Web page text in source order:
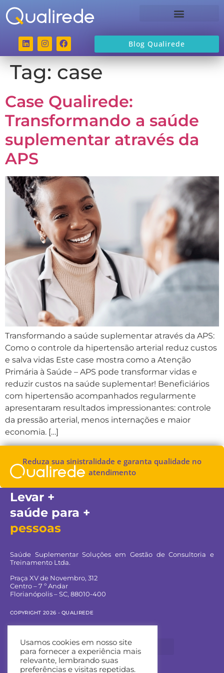
Blog Qualirede
Tag:case
Case Qualirede:
Transformando a saúde
suplementar através da
APS
Transformando a saúde suplementar através da APS:
Como o controle da hipertensão arterial reduz custos
e salva vidas Este case mostra como a Atenção
Primária à Saúde – APS pode transformar vidas e
reduzir custos na saúde suplementar! Beneficiários
com hipertensão acompanhados regularmente
apresentaram resultados impressionantes: controle
da pressão arterial, menos internações e maior
economia. […]
Reduza sua sinistralidade e garanta qualidade no
atendimento
Levar +
saúde para +
pessoas
Saúde Suplementar Soluções em Gestão de Consultoria e
Treinamento Ltda.
Praça XV de Novembro, 312
Centro – 7 º Andar
Florianópolis – SC, 88010-400
COPYRIGHT 2026 - QUALIREDE
Usamos cookies em nosso site
para fornecer a experiência mais
relevante, lembrando suas
preferências e visitas repetidas.